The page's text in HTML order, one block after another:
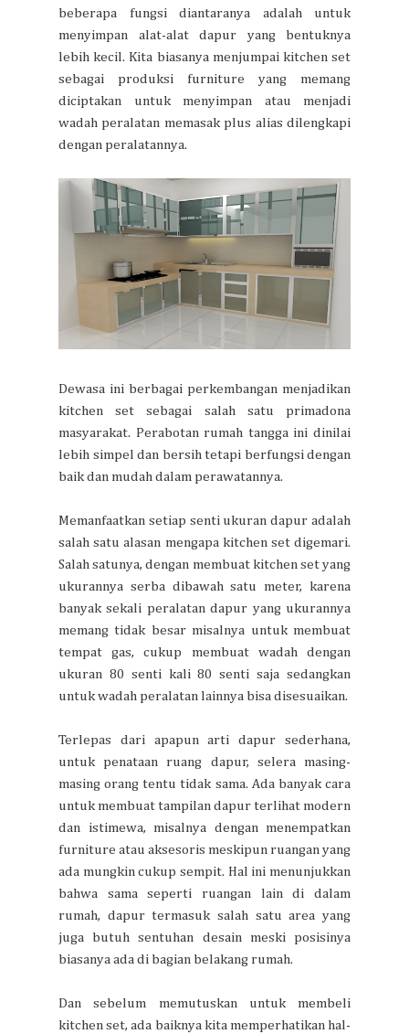
beberapa fungsi diantaranya adalah untuk
menyimpan alat-alat dapur yang bentuknya
lebih kecil. Kita biasanya menjumpai kitchen set
sebagai produksi furniture yang memang
diciptakan untuk menyimpan atau menjadi
wadah peralatan memasak plus alias dilengkapi
dengan peralatannya.
Dewasa ini berbagai perkembangan menjadikan
kitchen set sebagai salah satu primadona
masyarakat. Perabotan rumah tangga ini dinilai
lebih simpel dan bersih tetapi berfungsi dengan
baik dan mudah dalam perawatannya.
Memanfaatkan setiap senti ukuran dapur adalah
salah satu alasan mengapa kitchen set digemari.
Salah satunya, dengan membuat kitchen set yang
ukurannya serba dibawah satu meter, karena
banyak sekali peralatan dapur yang ukurannya
memang tidak besar misalnya untuk membuat
tempat gas, cukup membuat wadah dengan
ukuran 80 senti kali 80 senti saja sedangkan
untuk wadah peralatan lainnya bisa disesuaikan.
Terlepas dari apapun arti dapur sederhana,
untuk penataan ruang dapur, selera masing-
masing orang tentu tidak sama. Ada banyak cara
untuk membuat tampilan dapur terlihat modern
dan istimewa, misalnya dengan menempatkan
furniture atau aksesoris meskipun ruangan yang
ada mungkin cukup sempit. Hal ini menunjukkan
bahwa sama seperti ruangan lain di dalam
rumah, dapur termasuk salah satu area yang
juga butuh sentuhan desain meski posisinya
biasanya ada di bagian belakang rumah.
Dan sebelum memutuskan untuk membeli
kitchen set, ada baiknya kita memperhatikan hal-